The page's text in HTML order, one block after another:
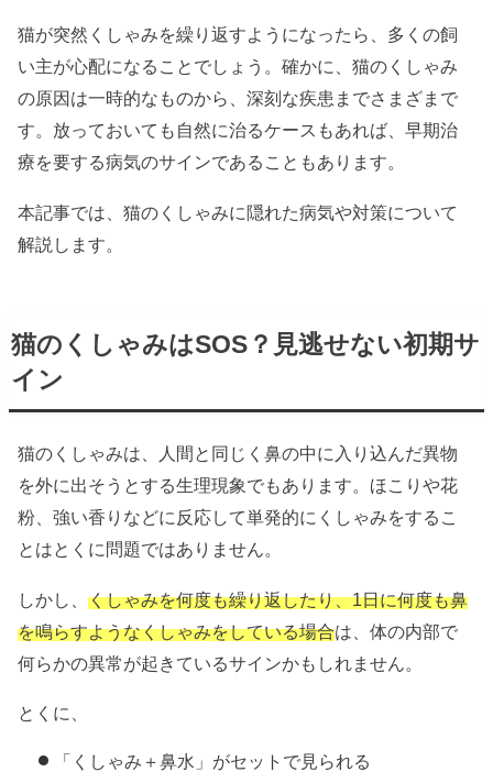
猫が突然くしゃみを繰り返すようになったら、多くの飼
い主が心配になることでしょう。確かに、猫のくしゃみ
の原因は一時的なものから、深刻な疾患までさまざまで
す。放っておいても自然に治るケースもあれば、早期治
療を要する病気のサインであることもあります。
本記事では、猫のくしゃみに隠れた病気や対策について
解説します。
猫のくしゃみはSOS？見逃せない初期サ
イン
猫のくしゃみは、人間と同じく鼻の中に入り込んだ異物
を外に出そうとする生理現象でもあります。ほこりや花
粉、強い香りなどに反応して単発的にくしゃみをするこ
とはとくに問題ではありません。
しかし、くしゃみを何度も繰り返したり、1日に何度も鼻
を鳴らすようなくしゃみをしている場合は、体の内部で
何らかの異常が起きているサインかもしれません。
とくに、
「くしゃみ＋鼻水」がセットで見られる